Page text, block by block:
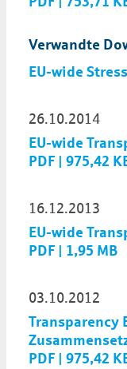
Verwandte
EU-wide
26.10.2014
EU-wide
PDF | 975,42
16.12.2013
EU-wide
PDF | 1,95 MB
03.10.2012
Transparency
PDF | 975,42